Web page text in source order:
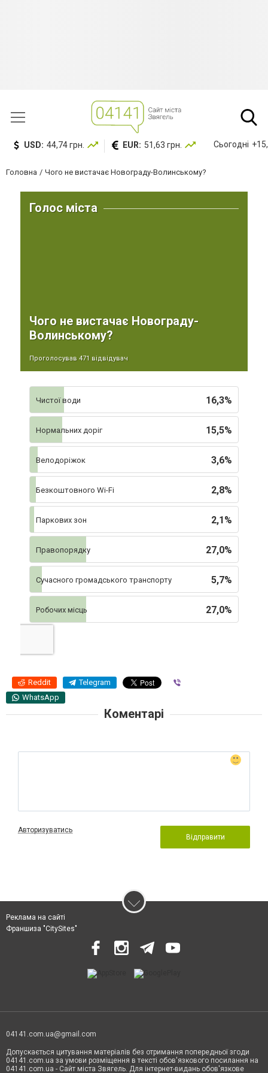
USD: 44,74 грн. EUR: 51,63 грн. Сьогодні
Головна Чого не вистачає Новограду-Волинському?
Голос міста
Чого не вистачає Новограду-
Волинському?
Проголосував 471 відвідувач
16,3%
Чистої води
15,5%
Нормальних доріг
3,6%
Велодоріжок
2,8%
Безкоштовного Wi-Fi
2,1%
Паркових зон
27,0%
Правопорядку
5,7%
Сучасного громадського транспорту
27,0%
Робочих місць
Reddit Telegram
WhatsApp
Коментарі
Авторизуватись
Відправити
Реклама на сайті
Франшиза "CitySites"
04141.com.ua@gmail.com
Допускається цитування матеріалів без отримання попередньої згоди
04141.com.ua за умови розміщення в тексті обов'язкового посилання на
04141.com.ua - Сайт міста Звягель. Для інтернет-видань обов'язкове